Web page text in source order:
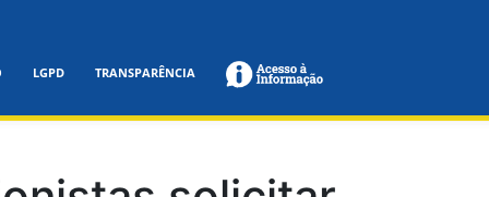
LGPD TRANSPARÊNCIA